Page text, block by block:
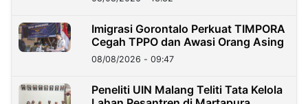
Imigrasi Gorontalo Perkuat TIMPORA
Cegah TPPO dan Awasi Orang Asing
08/08/2026 - 09:47
Peneliti UIN Malang Teliti Tata Kelola